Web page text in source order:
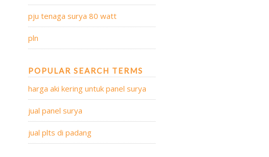
pju tenaga surya 80 watt
pln
POPULAR SEARCH TERMS
harga aki kering untuk panel surya
jual panel surya
jual plts di padang